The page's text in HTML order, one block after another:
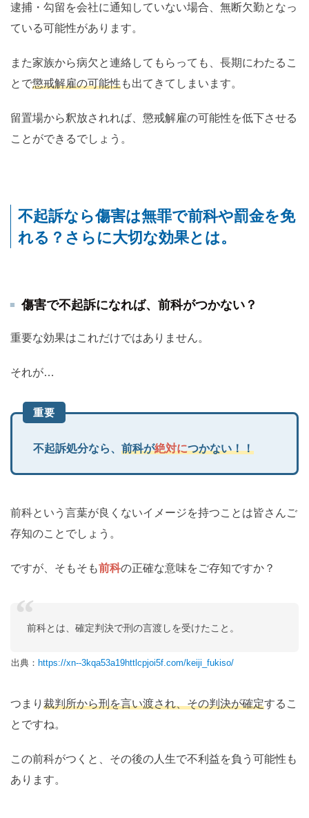
逮捕・勾留を会社に通知していない場合、無断欠勤となっ
ている可能性があります。
また家族から病欠と連絡してもらっても、長期にわたるこ
とで懲戒解雇の可能性も出てきてしまいます。
留置場から釈放されれば、懲戒解雇の可能性を低下させる
ことができるでしょう。
不起訴なら傷害は無罪で前科や罰金を免
れる？さらに大切な効果とは。
傷害で不起訴になれば、前科がつかない？
重要な効果はこれだけではありません。
それが…
重要
不起訴処分なら、 前科が絶対につかない！！
前科という言葉が良くないイメージを持つことは皆さんご
存知のことでしょう。
ですが、そもそも前科の正確な意味をご存知ですか？
前科とは、確定判決で刑の言渡しを受けたこと。
出典： https://xn--3kqa53a19httlcpjoi5f.com/keiji_fukiso/
つまり 裁判所から刑を言い渡され、その判決が確定するこ
とですね。
この前科がつくと、その後の人生で不利益を負う可能性も
あります。